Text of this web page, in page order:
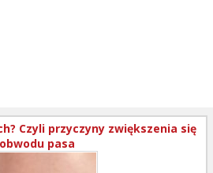
Czyli przyczyny zwiększenia się
obwodu pasa